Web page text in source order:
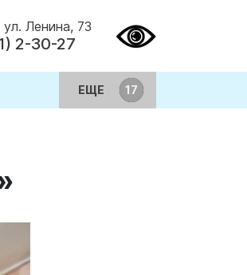
ул. Ленина, 73
2-30-27
ЕЩЕ